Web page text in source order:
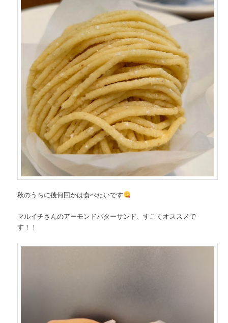
秋のうちに後何回かは食べたいです
マルイチさんのアーモンドバターサンド、すごくオススメで
す！！